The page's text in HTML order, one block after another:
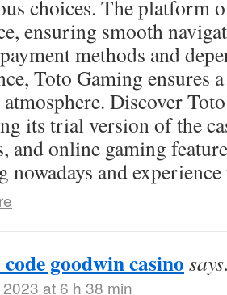
choices. The platform
ensuring smooth
methods and
Toto Gaming ensures
Discover
its trial version of the
and online gaming
nowadays and
goodwin casino
at 6 h 38 min